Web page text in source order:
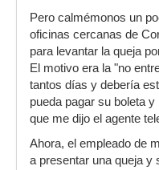
Pero calmémonos un
oficinas cercanas de
para levantar la queja
El motivo era la "no
tantos días y debería
pueda pagar su boleta
que me dijo el agente
Ahora, el empleado de
a presentar una queja y